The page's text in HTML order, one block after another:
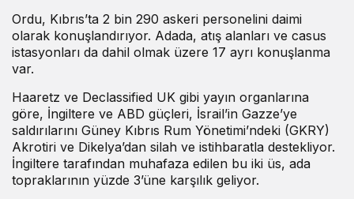
Ordu, Kıbrıs’ta 2 bin 290 askeri personelini daimi
olarak konuşlandırıyor. Adada, atış alanları ve casus
istasyonları da dahil olmak üzere 17 ayrı konuşlanma
var.
Haaretz ve Declassified UK gibi yayın organlarına
göre, İngiltere ve ABD güçleri, İsrail’in Gazze’ye
saldırılarını Güney Kıbrıs Rum Yönetimi’ndeki (GKRY)
Akrotiri ve Dikelya’dan silah ve istihbaratla destekliyor.
İngiltere tarafından muhafaza edilen bu iki üs, ada
topraklarının yüzde 3’üne karşılık geliyor.